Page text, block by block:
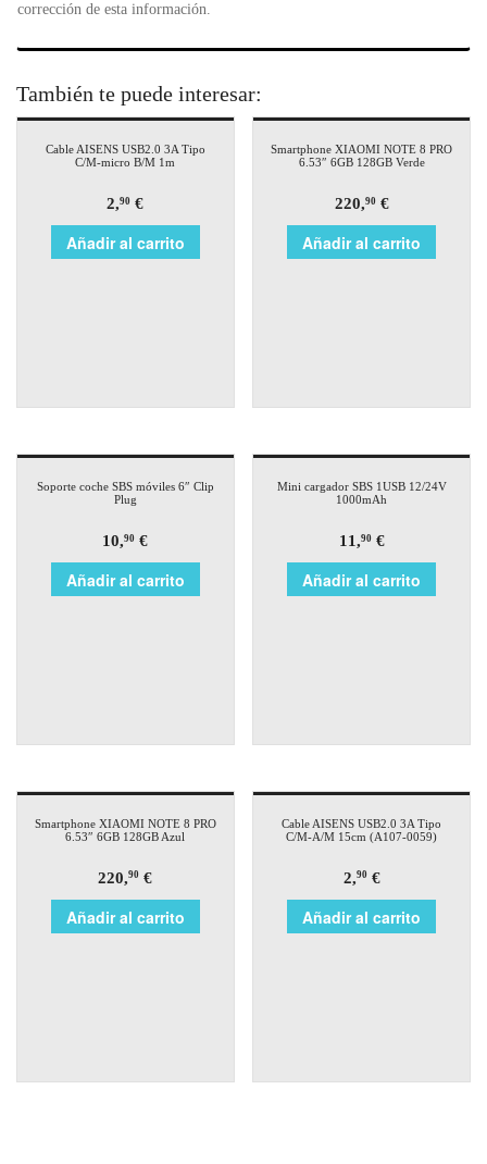
corrección de esta información.
También te puede interesar:
Cable AISENS USB2.0 3A Tipo
C/M-micro B/M 1m
2,90 €
Añadir al carrito
Smartphone XIAOMI NOTE 8 PRO
6.53″ 6GB 128GB Verde
220,90€
Añadir al carrito
Soporte coche SBS móviles 6″ Clip
Plug
10,90 €
Añadir al carrito
Mini cargador SBS 1USB 12/24V
1000mAh
11,90€
Añadir al carrito
Smartphone XIAOMI NOTE 8 PRO
6.53″ 6GB 128GB Azul
220,90 €
Añadir al carrito
Cable AISENS USB2.0 3A Tipo
C/M-A/M 15cm (A107-0059)
2,90€
Añadir al carrito